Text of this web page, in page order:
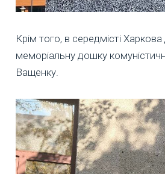
Крім того, в середмісті
меморіальну дошку
Ващенку.